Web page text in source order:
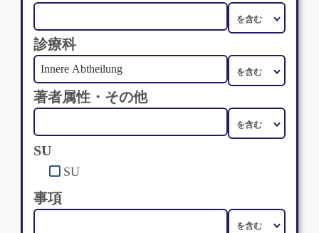
診療科
著者属性・その他
SU
SU
事項